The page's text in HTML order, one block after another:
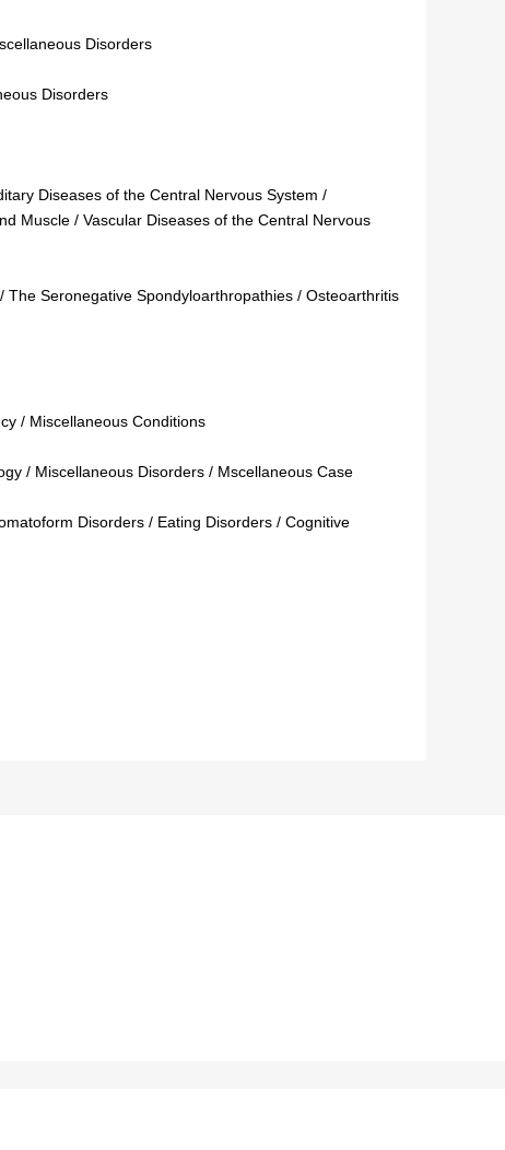
Disorders
Disorders
Diseases of the Central Nervous System /
Muscle / Vascular Diseases of the Central Nervous
Seronegative Spondyloarthropathies / Osteoarthritis
/ Miscellaneous Conditions
/ Miscellaneous Disorders / Mscellaneous Case
Disorders / Eating Disorders / Cognitive